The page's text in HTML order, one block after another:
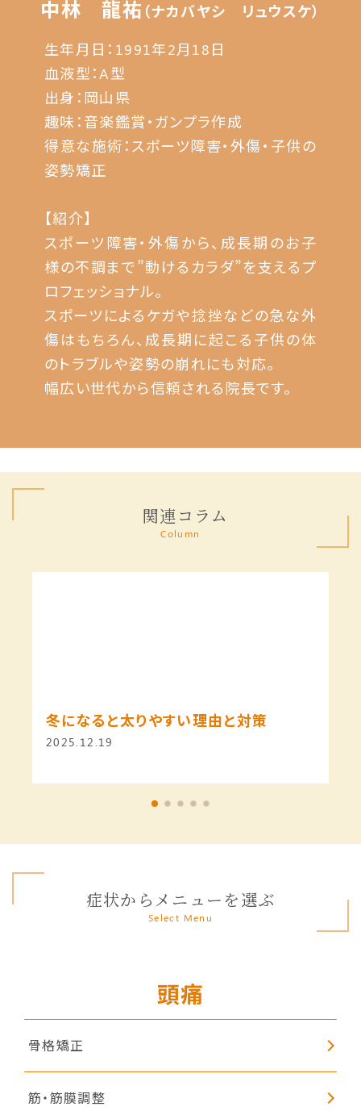
中林 龍祐 （ナカバヤシ リュウスケ）
生年月日：1991年2月18日
血液型：A型
出身：岡山県
趣味：音楽鑑賞・ガンプラ作成
得意な施術：スポーツ障害・外傷・子供の
姿勢矯正
【紹介】
スポーツ障害・外傷から、成長期のお子
様の不調まで”動けるカラダ”を支えるプ
ロフェッショナル。
スポーツによるケガや捻挫などの急な外
傷はもちろん、成長期に起こる子供の体
のトラブルや姿勢の崩れにも対応。
幅広い世代から信頼される院長です。
関連コラム
Column
冬になると太りやすい理由と対策
2025.12.19
症状からメニューを選ぶ
Select Menu
頭痛
骨格矯正
筋・筋膜調整